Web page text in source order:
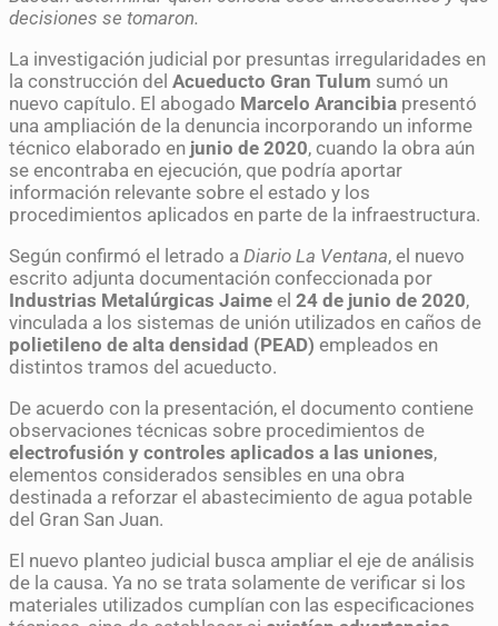
decisiones se tomaron.
La investigación judicial por presuntas irregularidades en
la construcción del Acueducto Gran Tulum sumó un
nuevo capítulo. El abogado Marcelo Arancibia presentó
una ampliación de la denuncia incorporando un informe
técnico elaborado en junio de 2020, cuando la obra aún
se encontraba en ejecución, que podría aportar
información relevante sobre el estado y los
procedimientos aplicados en parte de la infraestructura.
Según confirmó el letrado a Diario La Ventana, el nuevo
escrito adjunta documentación confeccionada por
Industrias Metalúrgicas Jaime el 24 de junio de 2020,
vinculada a los sistemas de unión utilizados en caños de
polietileno de alta densidad (PEAD) empleados en
distintos tramos del acueducto.
De acuerdo con la presentación, el documento contiene
observaciones técnicas sobre procedimientos de
electrofusión y controles aplicados a las uniones,
elementos considerados sensibles en una obra
destinada a reforzar el abastecimiento de agua potable
del Gran San Juan.
El nuevo planteo judicial busca ampliar el eje de análisis
de la causa. Ya no se trata solamente de verificar si los
materiales utilizados cumplían con las especificaciones